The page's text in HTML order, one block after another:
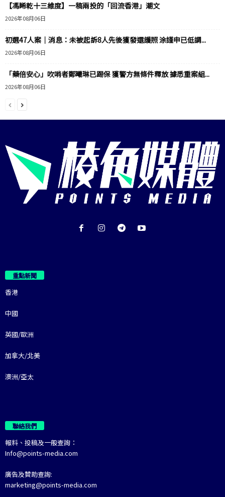
【馮睎乾十三維度】一稿兩投的「回流香港」潮文
2026年08月06日
初選47人案｜消息：未被起訴8人先後獲發還護照 涂謹申已低調...
2026年08月06日
「藥倍安心」吹哨者鄭曦琳已踢保 獲警方無條件釋放 據悉重案組...
2026年08月06日
重點新聞
香港
中國
英國/歐洲
加拿大/北美
澳洲/亞太
聯絡我們
報料、投稿及一般查詢：
Info@points-media.com
廣告及贊助查詢:
marketing@points-media.com